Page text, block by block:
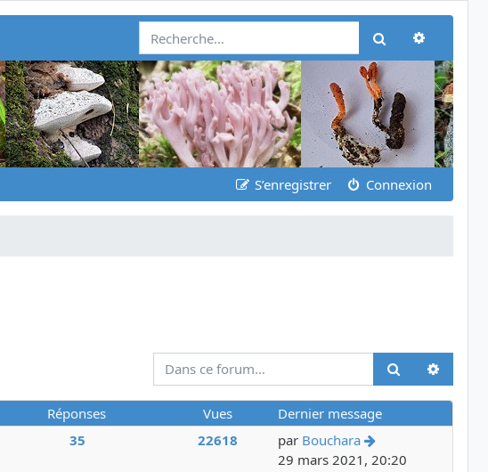
Rechercher
S’enregistrer Connexion
Rechercher
Réponses Vues Dernier message
35 22618 par Bouchara
Voir le dernier
29 mars 2021, 20:20